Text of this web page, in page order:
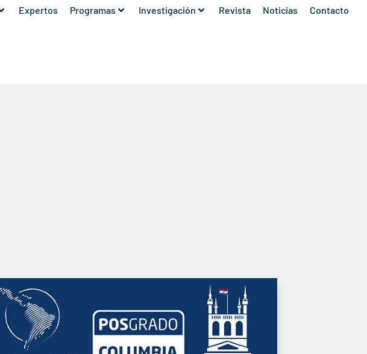
Expertos Programas Investigación Revista Noticias Contacto